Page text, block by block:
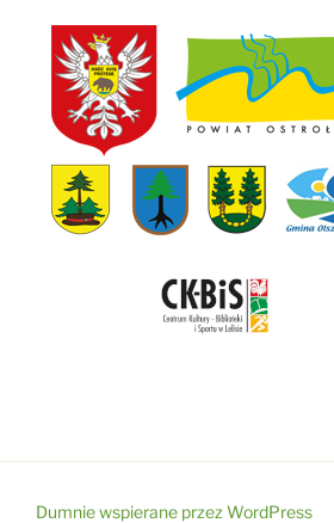
Dumnie wspierane przez WordPress